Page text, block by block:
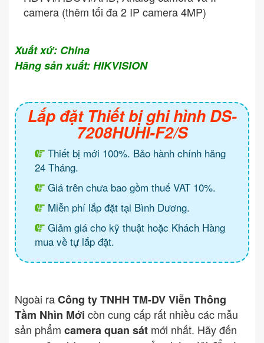
camera (thêm tối đa 2 IP camera 4MP)
Xuất xứ: China
Hãng sản xuất: HIKVISION
Lắp đặt Thiết bị ghi hình DS-
7208HUHI-F2/S
Thiết bị mới 100%. Bảo hành chính hãng
24 Tháng.
Giá trên chưa bao gồm thuế VAT 10%.
Miễn phí lắp đặt tại Bình Dương.
Giảm giá cho kỹ thuật hoặc Khách Hàng
mua về tự lắp đặt.
Ngoài raCông ty TNHH TM-DV Viễn Thông
Tầm Nhìn Mới còn cung cấp rất nhiều các mẫu
sản phẩm camera quan sát mới nhất. Hãy đến